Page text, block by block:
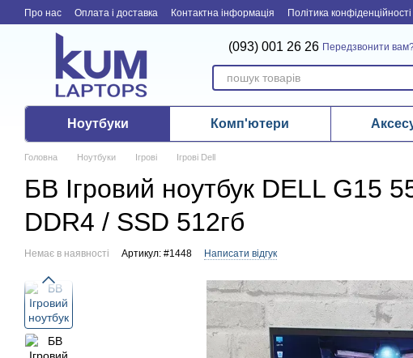
Перейти до основного контенту
Про нас Оплата і доставка Контактна інформація Політика конфіденційності
(093) 001 26 26 Передзвонити
Ноутбуки Комп'ютери
Головна Ноутбуки Ігрові Ігрові Dell
БВ Ігровий ноутбук DELL G15
DDR4 / SSD 512гб
Немає в наявності Артикул: #1448 Написати відгук